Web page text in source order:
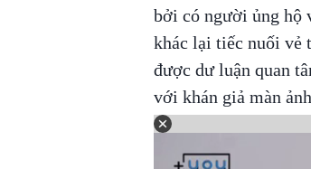
bởi có người ủng hộ
khác lại tiếc nuối vẻ
được dư luận quan
với khán giả màn